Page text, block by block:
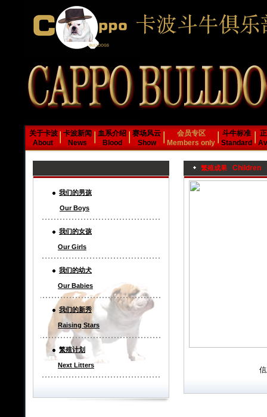
关于卡波
About
卡波新闻
News
血系介绍
Blood
赛场风云
Show
会员专区
Members only
斗牛标准
Standard
我们的男孩
Our Boys
我们的女孩
Our Girls
我们的幼犬
Our Babies
我们的新秀
Raising Stars
繁殖计划
Next Litters
繁殖成果 Children